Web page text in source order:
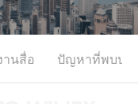
านสื่อ ปัญหาที่พบบ่อ